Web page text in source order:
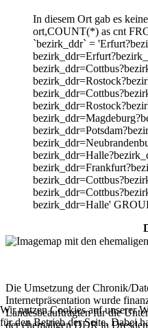
In diesem Ort gab es
ort,COUNT(*) as cnt
`bezirk_ddr` =
bezirk_ddr=Halle'
Die Umsetzung der Chronik/
Internetpräsentation wurde
Landesbeauftragten für die
der ehemaligen DDR in
Wir nutzen Cookies auf unserer
für den Betrieb der Seite. Dabei